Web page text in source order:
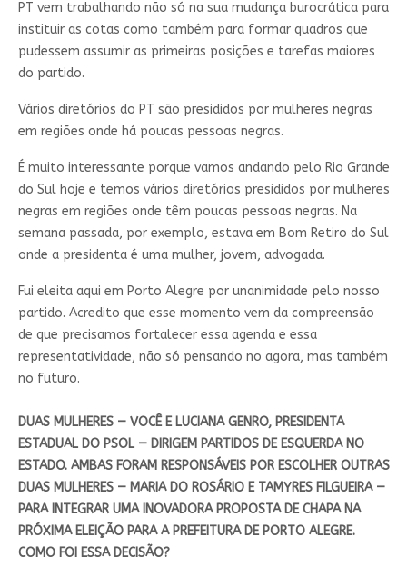
PT vem trabalhando não só na sua mudança burocrática para
instituir as cotas como também para formar quadros que
pudessem assumir as primeiras posições e tarefas maiores
do partido.
Vários diretórios do PT são presididos por mulheres negras
em regiões onde há poucas pessoas negras.
É muito interessante porque vamos andando pelo Rio Grande
do Sul hoje e temos vários diretórios presididos por mulheres
negras em regiões onde têm poucas pessoas negras. Na
semana passada, por exemplo, estava em Bom Retiro do Sul
onde a presidenta é uma mulher, jovem, advogada.
Fui eleita aqui em Porto Alegre por unanimidade pelo nosso
partido. Acredito que esse momento vem da compreensão
de que precisamos fortalecer essa agenda e essa
representatividade, não só pensando no agora, mas também
no futuro.
DUAS MULHERES — VOCÊ E LUCIANA GENRO, PRESIDENTA
ESTADUAL DO PSOL — DIRIGEM PARTIDOS DE ESQUERDA NO
ESTADO. AMBAS FORAM RESPONSÁVEIS POR ESCOLHER OUTRAS
DUAS MULHERES — MARIA DO ROSÁRIO E TAMYRES FILGUEIRA —
PARA INTEGRAR UMA INOVADORA PROPOSTA DE CHAPA NA
PRÓXIMA ELEIÇÃO PARA A PREFEITURA DE PORTO ALEGRE.
COMO FOI ESSA DECISÃO?